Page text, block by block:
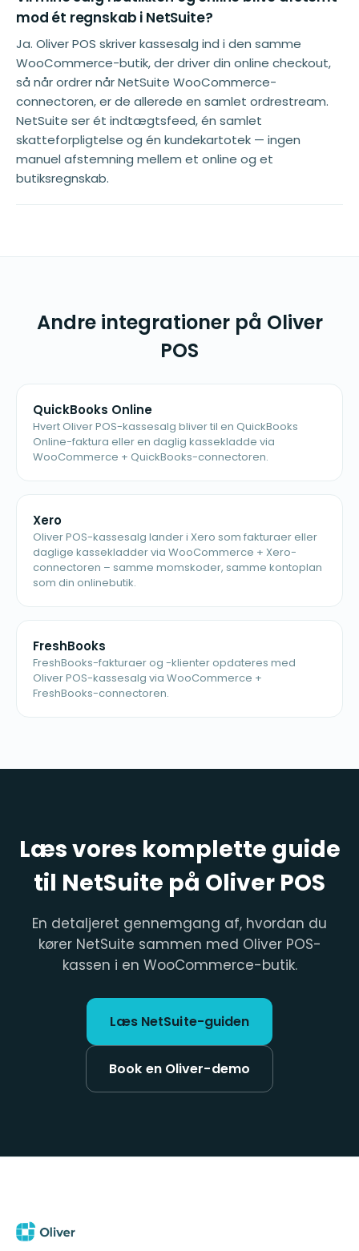
mod ét regnskab i NetSuite?
Ja. Oliver POS skriver kassesalg ind i den samme
WooCommerce-butik, der driver din online checkout,
så når ordrer når NetSuite WooCommerce-
connectoren, er de allerede en samlet ordrestream.
NetSuite ser ét indtægtsfeed, én samlet
skatteforpligtelse og én kundekartotek — ingen
manuel afstemning mellem et online og et
butiksregnskab.
Andre integrationer på Oliver
POS
QuickBooks Online
Hvert Oliver POS-kassesalg bliver til en QuickBooks
Online-faktura eller en daglig kassekladde via
WooCommerce + QuickBooks-connectoren.
Xero
Oliver POS-kassesalg lander i Xero som fakturaer eller
daglige kassekladder via WooCommerce + Xero-
connectoren – samme momskoder, samme kontoplan
som din onlinebutik.
FreshBooks
FreshBooks-fakturaer og -klienter opdateres med
Oliver POS-kassesalg via WooCommerce +
FreshBooks-connectoren.
Læs vores komplette guide
til NetSuite på Oliver POS
En detaljeret gennemgang af, hvordan du
kører NetSuite sammen med Oliver POS-
kassen i en WooCommerce-butik.
Læs NetSuite-guiden
Book en Oliver-demo